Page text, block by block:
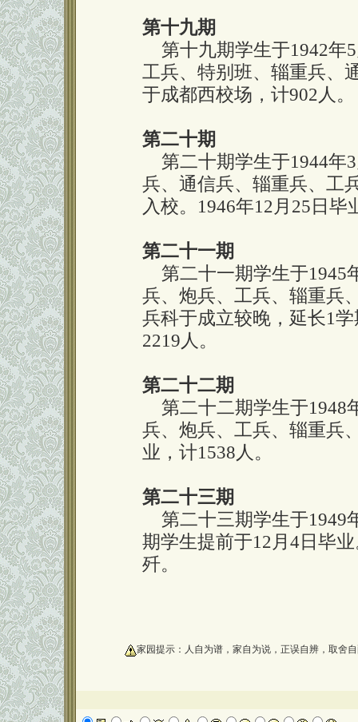
第十九期
第十九期学生于1942年
工兵、特别班、辎重兵、
于成都西校场，计902人。
第二十期
第二十期学生于1944年
兵、通信兵、辎重兵、工
入校。1946年12月25日
第二十一期
第二十一期学生于1945
兵、炮兵、工兵、辎重兵
兵科于成立较晚，延长1
2219人。
第二十二期
第二十二期学生于1948
兵、炮兵、工兵、辎重兵
业，计1538人。
第二十三期
第二十三期学生于1949
期学生提前于12月4日毕
歼。
家园提示：人自为谱，家自为说，正误自辨，取舍